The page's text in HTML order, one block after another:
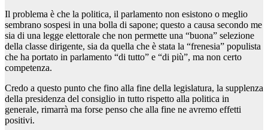
Il problema è che la politica, il parlamento non esistono o meglio
sembrano sospesi in una bolla di sapone; questo a causa secondo me
sia di una legge elettorale che non permette una “buona” selezione
della classe dirigente, sia da quella che è stata la “frenesia” populista
che ha portato in parlamento “di tutto” e “di più”, ma non certo
competenza.
Credo a questo punto che fino alla fine della legislatura, la supplenza
della presidenza del consiglio in tutto rispetto alla politica in
generale, rimarrà ma forse penso che alla fine ne avremo effetti
positivi.